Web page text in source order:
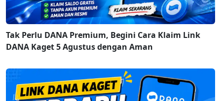
Tak Perlu DANA Premium, Begini Cara Klaim Link
DANA Kaget 5 Agustus dengan Aman